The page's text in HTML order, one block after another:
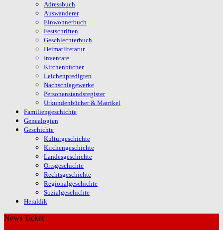
Adressbuch
Auswanderer
Einwohnerbuch
Festschriften
Geschlechterbuch
Heimatliteratur
Inventare
Kirchenbücher
Leichenpredigten
Nachschlagewerke
Personenstandsregister
Urkundenbücher & Matrikel
Familiengeschichte
Genealogien
Geschichte
Kulturgeschichte
Kirchengeschichte
Landesgeschichte
Ortsgeschichte
Rechtsgeschichte
Regionalgeschichte
Sozialgeschichte
Heraldik
News Ticker